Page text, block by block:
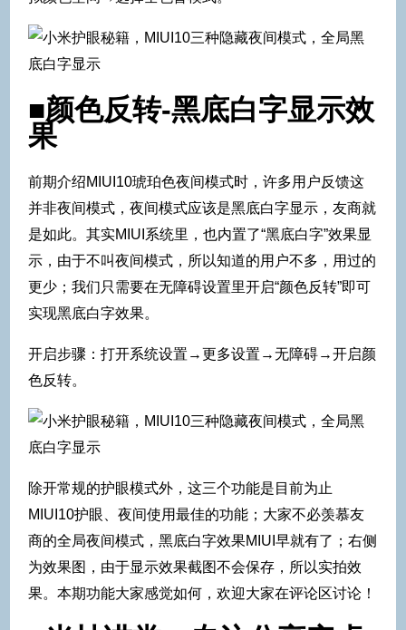
■颜色反转-黑底白字显示效
果
前期介绍MIUI10琥珀色夜间模式时，许多用户反馈这
并非夜间模式，夜间模式应该是黑底白字显示，友商就
是如此。其实MIUI系统里，也内置了“黑底白字”效果显
示，由于不叫夜间模式，所以知道的用户不多，用过的
更少；我们只需要在无障碍设置里开启“颜色反转”即可
实现黑底白字效果。
开启步骤：打开系统设置→更多设置→无障碍→开启颜
色反转。
除开常规的护眼模式外，这三个功能是目前为止
MIUI10护眼、夜间使用最佳的功能；大家不必羡慕友
商的全局夜间模式，黑底白字效果MIUI早就有了；右侧
为效果图，由于显示效果截图不会保存，所以实拍效
果。本期功能大家感觉如何，欢迎大家在评论区讨论！